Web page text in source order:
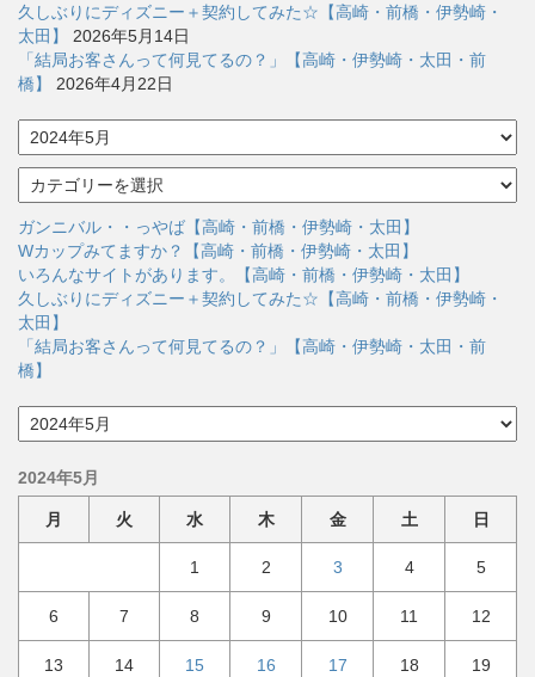
久しぶりにディズニー＋契約してみた☆【高崎・前橋・伊勢崎・
太田】
2026年5月14日
「結局お客さんって何見てるの？」【高崎・伊勢崎・太田・前
橋】
2026年4月22日
ア
ー
カ
イ
ブ
カ
テ
ゴ
リ
ー
ガンニバル・・っやば【高崎・前橋・伊勢崎・太田】
Wカップみてますか？【高崎・前橋・伊勢崎・太田】
いろんなサイトがあります。【高崎・前橋・伊勢崎・太田】
久しぶりにディズニー＋契約してみた☆【高崎・前橋・伊勢崎・
太田】
「結局お客さんって何見てるの？」【高崎・伊勢崎・太田・前
橋】
ア
ー
イ
2024年5月
月 火 水 木 金 土 日
1 2 3 4 5
6 7 8 9 10 11 12
13 14 15 16 17 18 19